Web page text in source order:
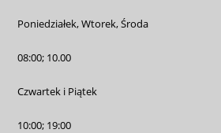
Poniedziałek, Wtorek, Środa
08:00; 10.00
Czwartek i Piątek
10:00; 19:00